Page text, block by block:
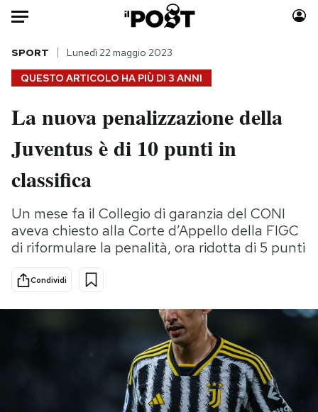
Auto
HOME
Italia
Politica
Tecnologia
Scienza
Cultura
Sport
Moda
Consumismi
Media
Europa
QUESTO ARTICOLO HA PIÙ DI 3 ANNI
SPORT Lunedì 22 maggio 2023
La nuova penalizzazione della
Juventus è di 10 punti in
classifica
Un mese fa il Collegio di garanzia del CONI
aveva chiesto alla Corte d’Appello della FIGC
di riformulare la penalità, ora ridotta di 5 punti
Condividi